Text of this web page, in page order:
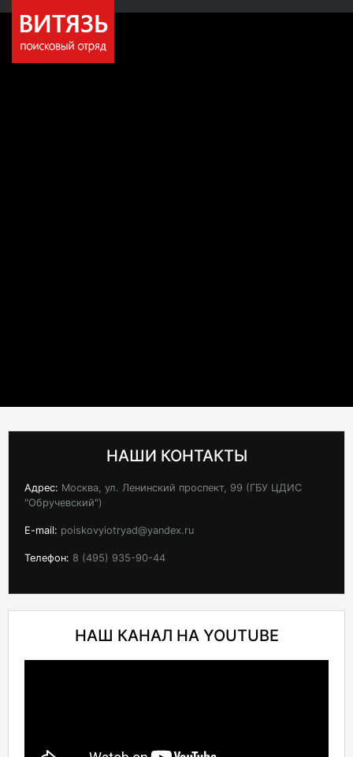
НАШИ КОНТАКТЫ
Адрес: Москва, ул. Ленинский проспект, 99 (ГБУ ЦДИС
"Обручевский")
E-mail: poiskovyiotryad@yandex.ru
Телефон: 8 (495) 935-90-44
НАШ КАНАЛ НА YOUTUBE